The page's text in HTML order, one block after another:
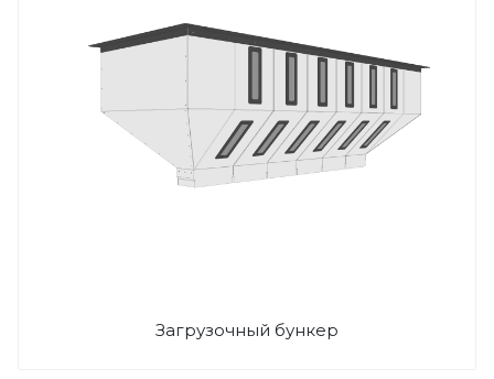
Загрузочный бункер